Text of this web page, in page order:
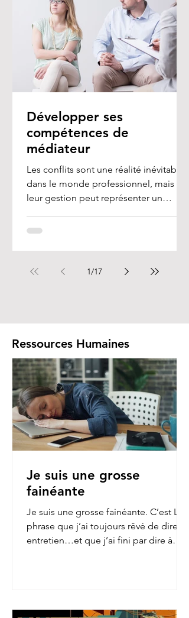
Développer ses
compétences de
médiateur
Les conflits sont une réalité inévitable
dans le monde professionnel, mais
leur gestion peut représenter un
1/17
Ressources Humaines
Je suis une grosse
fainéante
Je suis une grosse fainéante. C’est LA
phrase que j’ai toujours rêvé de dire en
entretien…et que j’ai fini par dire à